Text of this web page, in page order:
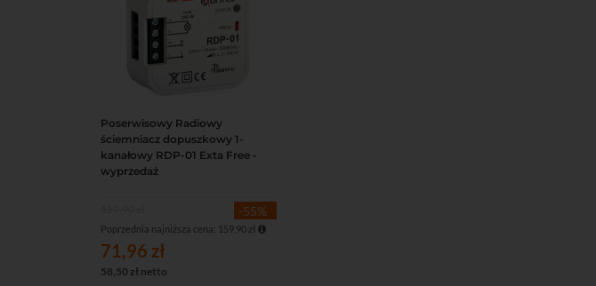
Do koszyka Podgląd
Poserwisowy Radiowy
ściemniacz dopuszkowy 1-
kanałowy RDP-01 Exta Free -
wyprzedaż
-55%
Poprzednia najniższa cena: 159,90 zł
71,96 zł
58,50 zł netto